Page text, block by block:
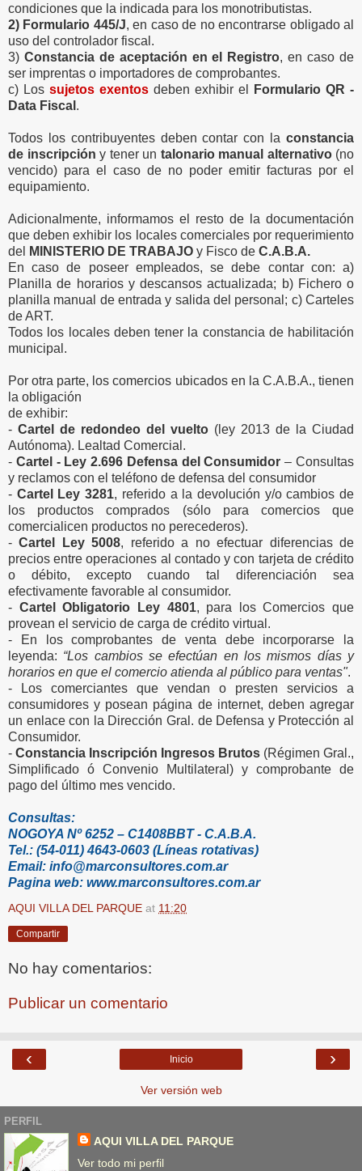
condiciones que la indicada para los monotributistas.
2) Formulario 445/J, en caso de no encontrarse obligado al
uso del controlador fiscal.
3) Constancia de aceptación en el Registro, en caso de
ser imprentas o importadores de comprobantes.
c) Los sujetos exentos deben exhibir el
Formulario QR -
Data Fiscal .
Todos los contribuyentes deben contar con la constancia
de inscripción y tener un talonario manual alternativo(no
vencido) para el caso de no poder emitir facturas por el
equipamiento.
Adicionalmente, informamos el resto de la documentación
que deben exhibir los locales comerciales por requerimiento
del
MINISTERIO DE TRABAJO y Fisco de C.A.B.A.
En caso de poseer empleados, se debe contar con: a)
Planilla de horarios y descansos actualizada; b) Fichero o
planilla manual de entrada y salida del personal; c) Carteles
de ART.
Todos los locales deben tener la constancia de habilitación
municipal.
Por otra parte, los comercios ubicados en la C.A.B.A., tienen
la obligación
de exhibir:
- Cartel de redondeo del vuelto (ley 2013 de la Ciudad
Autónoma). Lealtad Comercial.
- Cartel - Ley 2.696 Defensa del Consumidor– Consultas
y reclamos con el teléfono de defensa del consumidor
- Cartel Ley 3281, referido a la devolución y/o cambios de
los productos comprados (sólo para comercios que
comercialicen productos no perecederos).
-Cartel Ley 5008, referido a no efectuar diferencias de
precios entre operaciones al contado y con tarjeta de crédito
o débito, excepto cuando tal diferenciación sea
efectivamente favorable al consumidor.
- Cartel Obligatorio Ley 4801, para los Comercios que
provean el servicio de carga de crédito virtual.
- En los comprobantes de venta debe incorporarse la
leyenda: “Los cambios se efectúan en los mismos días y
horarios en que el comercio atienda al público para ventas".
- Los comerciantes que vendan o presten servicios a
consumidores y posean página de internet, deben agregar
un enlace con la Dirección Gral. de Defensa y Protección al
Consumidor.
- Constancia Inscripción Ingresos Brutos (Régimen Gral.,
Simplificado ó Convenio Multilateral) y comprobante de
pago del último mes vencido.
Consultas:
NOGOYA Nº 6252 – C1408BBT - C.A.B.A.
Tel.: (54-011) 4643-0603 (Líneas rotativas)
Email: info@marconsultores.com.ar
Pagina web: www.marconsultores.com.ar
AQUI VILLA DEL PARQUE at 11:20
Compartir
No hay comentarios:
Publicar un comentario
‹ ›
Inicio
Ver versión web
PERFIL
AQUI VILLA DEL PARQUE
Ver todo mi perfil